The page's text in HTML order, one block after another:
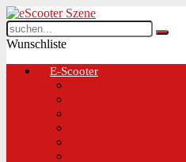
Wunschliste
E-Scooter